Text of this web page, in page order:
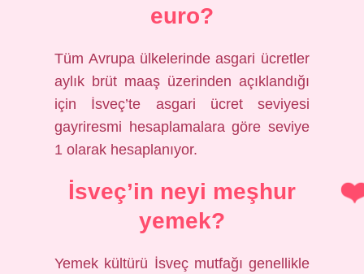
euro?
Tüm Avrupa ülkelerinde asgari ücretler
aylık brüt maaş üzerinden açıklandığı
için İsveç’te asgari ücret seviyesi
gayriresmi hesaplamalara göre seviye
1 olarak hesaplanıyor.
İsveç’in neyi meşhur
yemek?
Yemek kültürü İsveç mutfağı genellikle